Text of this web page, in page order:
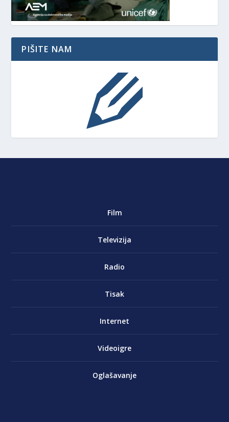
PIŠITE NAM
Film
Televizija
Radio
Tisak
Internet
Videoigre
Oglašavanje